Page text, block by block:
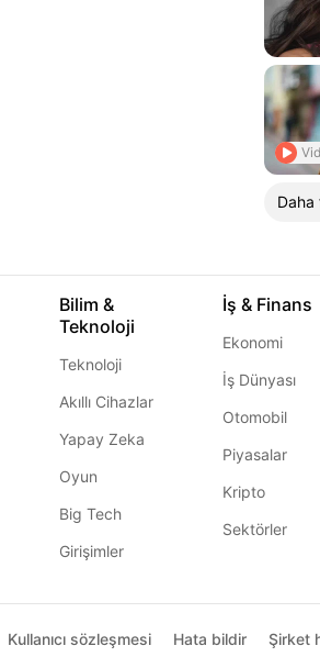
Bilim &
Teknoloji
Teknoloji
Akıllı Cihazlar
Yapay Zeka
Oyun
Big Tech
Girişimler
İş & Finans
Ekonomi
İş Dünyası
Otomobil
Piyasalar
Kripto
Sektörler
Kullanıcı sözleşmesi Hata bildir Şirket